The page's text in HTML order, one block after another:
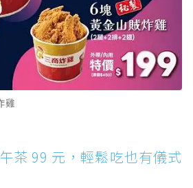
雞
茶 99 元，輕鬆吃也有儀式